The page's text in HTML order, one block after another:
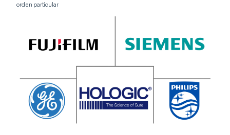
orden particular